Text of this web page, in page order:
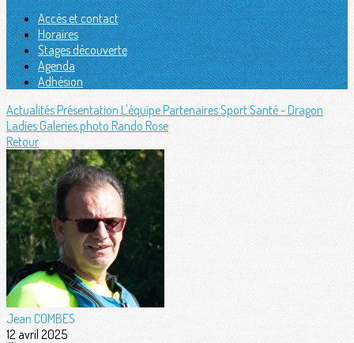
Accès et contact
Horaires
Stages découverte
Agenda
Adhésion
ActualitésPrésentation L'équipePartenairesSport Santé - Dragon
LadiesGaleries photo Rando Rose
Retour
Jean COMBES
12 avril 2025